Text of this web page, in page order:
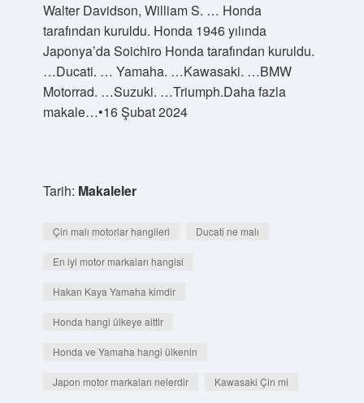
Walter Davidson, William S. … Honda
tarafından kuruldu. Honda 1946 yılında
Japonya’da Soichiro Honda tarafından kuruldu.
…Ducati. … Yamaha. …Kawasaki. …BMW
Motorrad. …Suzuki. …Triumph.Daha fazla
makale…•16 Şubat 2024
Tarih: Makaleler
Çin malı motorlar hangileri Ducati ne malı
En iyi motor markaları hangisi
Hakan Kaya Yamaha kimdir
Honda hangi ülkeye aittir
Honda ve Yamaha hangi ülkenin
Japon motor markaları nelerdir Kawasaki Çin mi